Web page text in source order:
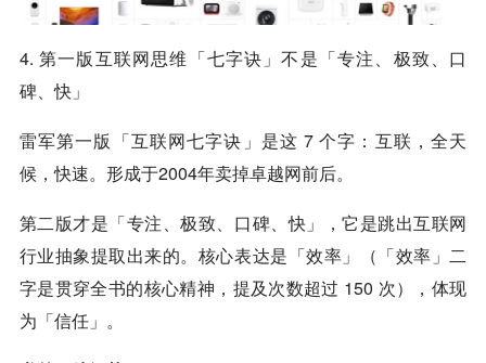
4. 第一版互联网思维「七字诀」不是「专注、极致、口
碑、快」
雷军第一版「互联网七字诀」是这 7 个字：互联，全天
候，快速。形成于2004年卖掉卓越网前后。
第二版才是「专注、极致、口碑、快」，它是跳出互联网
行业抽象提取出来的。核心表达是「效率」（「效率」二
字是贯穿全书的核心精神，提及次数超过 150 次），体现
为「信任」。